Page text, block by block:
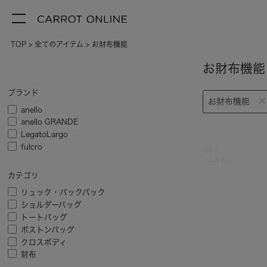
TOP 全てのアイテム お財布機能
ブランド
anello
anello GRANDE
LegatoLargo
fulcro
カテゴリ
リュック・バックパック
ショルダーバッグ
トートバッグ
ボストンバッグ
クロスボディ
財布
お財布機
お財布機能